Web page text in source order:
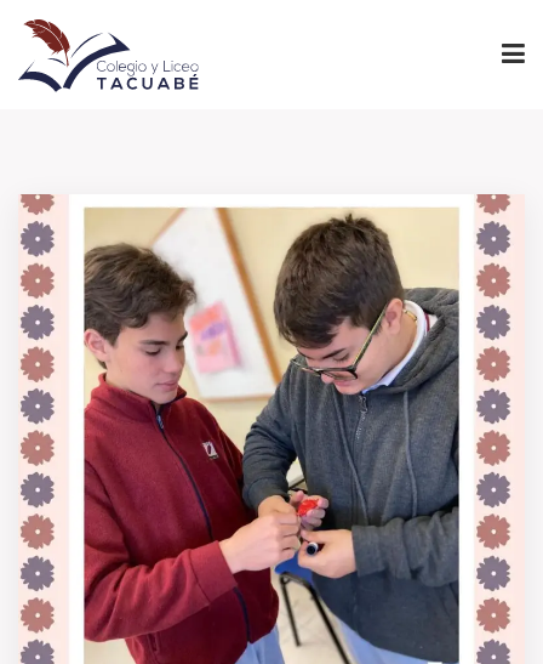
PROYECTO EDUCATIVO
NIVELES
INSTITUCIONAL
ADMINISTRACIÓN